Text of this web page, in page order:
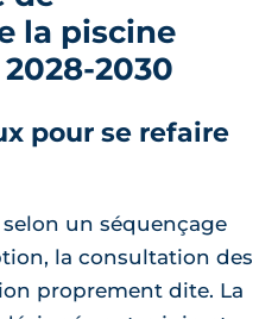
la piscine
2030
pour se refaire
un séquençage
la consultation des
proprement dite. La